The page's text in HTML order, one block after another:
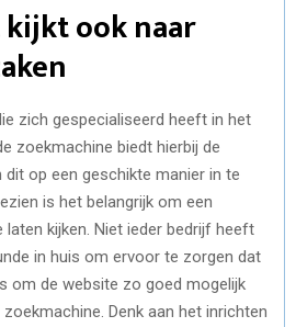
kijkt ook naar
zich gespecialiseerd heeft in het
zoekmachine biedt hierbij de
op een geschikte manier in te
is het belangrijk om een
laten kijken. Niet ieder bedrijf heeft
in huis om ervoor te zorgen dat
om de website zo goed mogelijk
Denk aan het inrichten